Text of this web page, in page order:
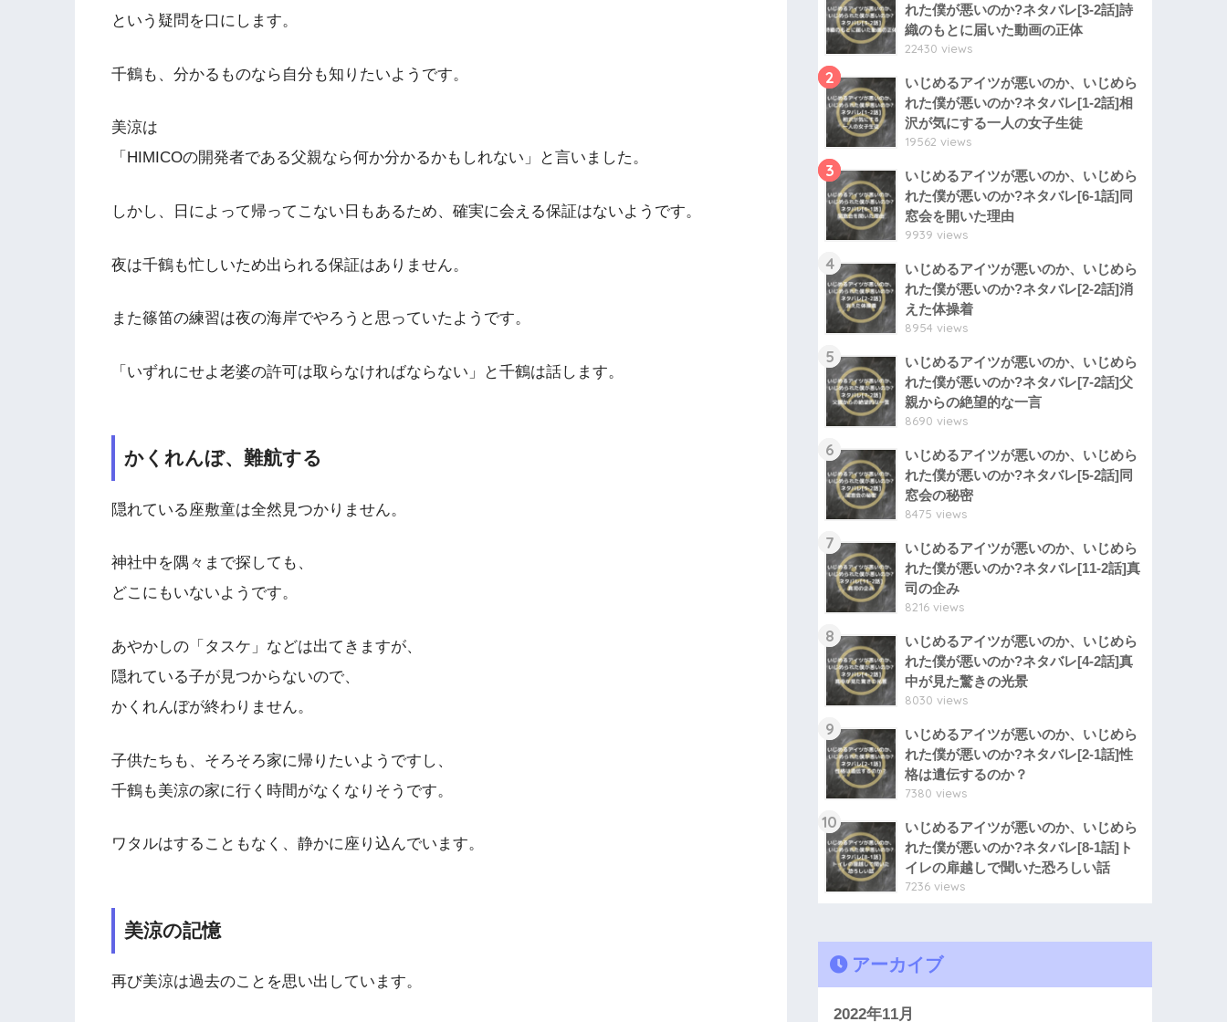
という疑問を口にします。
千鶴も、分かるものなら自分も知りたいようです。
美涼は
「HIMICOの開発者である父親なら何か分かるかもしれない」と言いました。
しかし、日によって帰ってこない日もあるため、確実に会える保証はないようです。
夜は千鶴も忙しいため出られる保証はありません。
また篠笛の練習は夜の海岸でやろうと思っていたようです。
「いずれにせよ老婆の許可は取らなければならない」と千鶴は話します。
かくれんぼ、難航する
隠れている座敷童は全然見つかりません。
神社中を隅々まで探しても、
どこにもいないようです。
あやかしの「タスケ」などは出てきますが、
隠れている子が見つからないので、
かくれんぼが終わりません。
子供たちも、そろそろ家に帰りたいようですし、
千鶴も美涼の家に行く時間がなくなりそうです。
ワタルはすることもなく、静かに座り込んでいます。
美涼の記憶
再び美涼は過去のことを思い出しています。
れた僕が悪いのか?ネタバレ[3-2話]詩
織のもとに届いた動画の正体
22430 views
2
いじめるアイツが悪いのか、いじめら
れた僕が悪いのか?ネタバレ[1-2話]相
沢が気にする一人の女子生徒
19562 views
3
いじめるアイツが悪いのか、いじめら
れた僕が悪いのか?ネタバレ[6-1話]同
窓会を開いた理由
9939 views
4
いじめるアイツが悪いのか、いじめら
れた僕が悪いのか?ネタバレ[2-2話]消
えた体操着
8954 views
5
いじめるアイツが悪いのか、いじめら
れた僕が悪いのか?ネタバレ[7-2話]父
親からの絶望的な一言
8690 views
6
いじめるアイツが悪いのか、いじめら
れた僕が悪いのか?ネタバレ[5-2話]同
窓会の秘密
8475 views
7
いじめるアイツが悪いのか、いじめら
れた僕が悪いのか?ネタバレ[11-2話]真
司の企み
8216 views
8
いじめるアイツが悪いのか、いじめら
れた僕が悪いのか?ネタバレ[4-2話]真
中が見た驚きの光景
8030 views
9
いじめるアイツが悪いのか、いじめら
れた僕が悪いのか?ネタバレ[2-1話]性
格は遺伝するのか？
7380 views
10
いじめるアイツが悪いのか、いじめら
れた僕が悪いのか?ネタバレ[8-1話]ト
イレの扉越しで聞いた恐ろしい話
7236 views
アーカイブ
2022年11月